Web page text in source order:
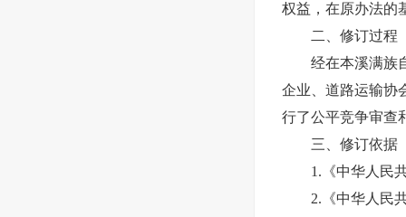
权益，在原办法的
二、修订过程
经在本溪满族自
企业、道路运输协
行了公平竞争审查
三、修订依据
1.《中华人民共
2.《中华人民共